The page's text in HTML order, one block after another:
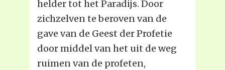
helder tot het Paradijs. Door
zichzelven te beroven van de
gave van de Geest der Profetie
door middel van het uit de weg
ruimen van de profeten,